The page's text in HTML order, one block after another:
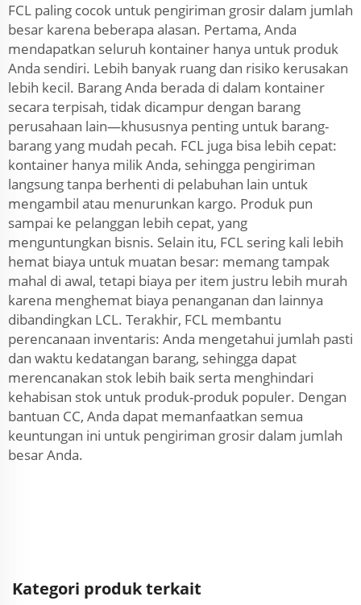
FCL paling cocok untuk pengiriman grosir dalam jumlah
besar karena beberapa alasan. Pertama, Anda
mendapatkan seluruh kontainer hanya untuk produk
Anda sendiri. Lebih banyak ruang dan risiko kerusakan
lebih kecil. Barang Anda berada di dalam kontainer
secara terpisah, tidak dicampur dengan barang
perusahaan lain—khususnya penting untuk barang-
barang yang mudah pecah. FCL juga bisa lebih cepat:
kontainer hanya milik Anda, sehingga pengiriman
langsung tanpa berhenti di pelabuhan lain untuk
mengambil atau menurunkan kargo. Produk pun
sampai ke pelanggan lebih cepat, yang
menguntungkan bisnis. Selain itu, FCL sering kali lebih
hemat biaya untuk muatan besar: memang tampak
mahal di awal, tetapi biaya per item justru lebih murah
karena menghemat biaya penanganan dan lainnya
dibandingkan LCL. Terakhir, FCL membantu
perencanaan inventaris: Anda mengetahui jumlah pasti
dan waktu kedatangan barang, sehingga dapat
merencanakan stok lebih baik serta menghindari
kehabisan stok untuk produk-produk populer. Dengan
bantuan CC, Anda dapat memanfaatkan semua
keuntungan ini untuk pengiriman grosir dalam jumlah
besar Anda.
Kategori produk terkait